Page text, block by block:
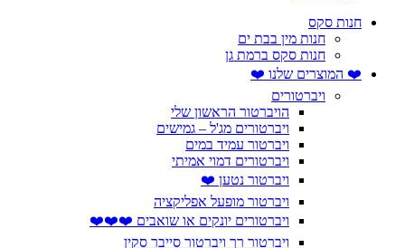
חנות סקס
חנות מין בבת ים
חנות סקס ברמת גן
❤️ המוצרים שלנו ❤️
ויברטורים
הויברטור הראשון שלי
ויברטורים מג'ל – גמישים
ויברטור עמיד במים
ויברטורים דמוי אמיתי
ויברטור נטען ❤️
ויברטור מופעל אפליקציה
ויברטורים יונקים או שואבים ❤️❤️❤️
ויברטור רך ויברטור סייבר סקין